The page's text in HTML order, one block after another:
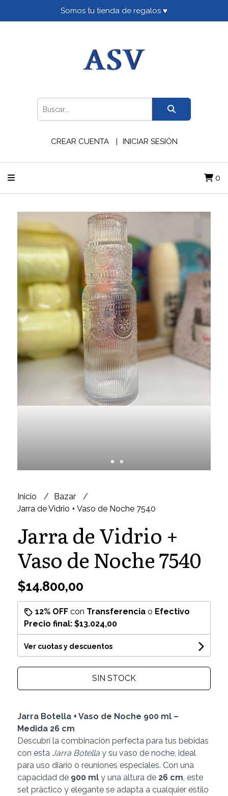
Somos tu tienda de regalos ♥
CREAR CUENTA INICIAR SESIÓN
0
Inicio
Bazar
Jarra de Vidrio + Vaso de Noche 7540
Jarra de Vidrio +
Vaso de Noche 7540
$14.800,00
12% OFFcon Transferenciao Efectivo
Precio final: $13.024,00
Ver cuotas y descuentos
SIN STOCK
Jarra Botella + Vaso de Noche 900 ml –
Medida 26 cm
Descubrí la combinación perfecta para tus bebidas
con esta Jarra Botellay su vaso de noche, ideal
para uso diario o reuniones especiales. Con una
capacidad de 900 mly una altura de 26 cm , este
set práctico y elegante se adapta a cualquier estilo